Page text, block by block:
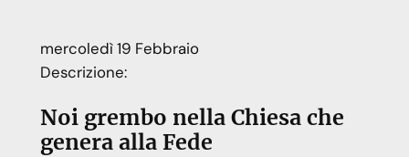
mercoledì19 Febbraio
Descrizione:
Noi grembo nella Chiesa che
genera alla Fede